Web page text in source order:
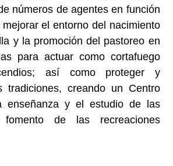
números de agentes en función
el entorno del nacimiento
y la promoción del pastoreo en
para actuar como cortafuego
así como proteger y
tradiciones, creando un Centro
enseñanza y el estudio de las
de las recreaciones